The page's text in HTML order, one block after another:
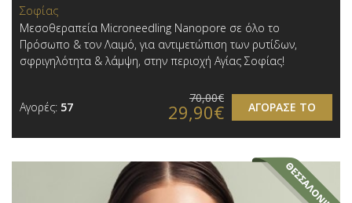
Σοφίας
Μεσοθεραπεία Microneedling Nanopore σε όλο το
Πρόσωπο & τον Λαιμό, για αντιμετώπιση των ρυτίδων,
σφριγηλότητα & λάμψη, στην περιοχή Αγίας Σοφίας!
Αγορές: 57 ΑΓΟΡΑΣΕ ΤΟ
70,00€
29,90€